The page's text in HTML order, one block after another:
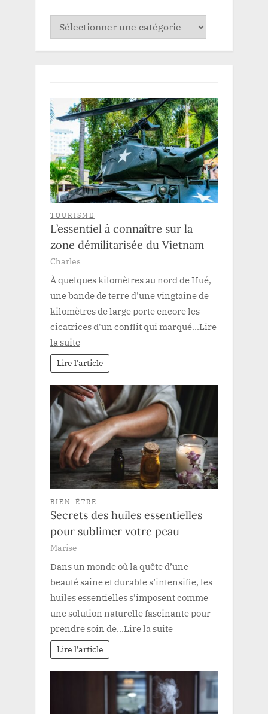
Catégories
TOURISME
L’essentiel à connaître sur la
zone démilitarisée du Vietnam
Charles
À quelques kilomètres au nord de Hué,
une bande de terre d'une vingtaine de
kilomètres de large porte encore les
cicatrices d'un conflit qui marqué...Lire
la suite
Lire l'article
BIEN-ÊTRE
Secrets des huiles essentielles
pour sublimer votre peau
Marise
Dans un monde où la quête d’une
beauté saine et durable s’intensifie, les
huiles essentielles s’imposent comme
une solution naturelle fascinante pour
prendre soin de...Lire la suite
Lire l'article